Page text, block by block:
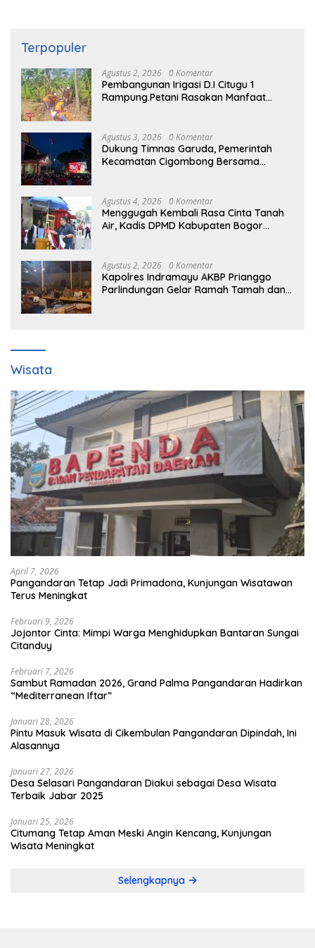
Terpopuler
Agustus 2, 2026 0 Komentar
Pembangunan Irigasi D.I Citugu 1
Rampung.Petani Rasakan Manfaat
Agustus 3, 2026 0 Komentar
Dukung Timnas Garuda, Pemerintah
Kecamatan Cigombong Bersama
Agustus 4, 2026 0 Komentar
Menggugah Kembali Rasa Cinta Tanah
Air, Kadis DPMD Kabupaten Bogor
Masyarakat Dan Pengguna Jalan.
Agustus 2, 2026 0 Komentar
Kapolres Indramayu AKBP Prianggo
Parlindungan Gelar Ramah Tamah dan
Wisata
April 7, 2026
Pangandaran Tetap Jadi Primadona, Kunjungan Wisatawan
Terus Meningkat
Februari 9, 2026
Jojontor Cinta: Mimpi Warga Menghidupkan Bantaran Sungai
Citanduy
Februari 7, 2026
Sambut Ramadan 2026, Grand Palma Pangandaran Hadirkan
“Mediterranean Iftar”
Januari 28, 2026
Pintu Masuk Wisata di Cikembulan Pangandaran Dipindah, Ini
Alasannya
Januari 27, 2026
Desa Selasari Pangandaran Diakui sebagai Desa Wisata
Terbaik Jabar 2025
Januari 25, 2026
Citumang Tetap Aman Meski Angin Kencang, Kunjungan
Wisata Meningkat
Selengkapnya